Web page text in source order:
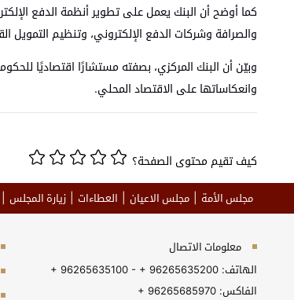
كما أوضح أن البنك يعمل على تطوير أنظمة الدفع
والصرافة وشركات الدفع الإلكتروني، وتنظيم التمويل
وبيّن أن البنك المركزي، بصفته مستشارًا اقتصاديًا
وانعكاساتها على الاقتصاد المحلي.
كيف تقيم محتوى الصفحة؟
مجلس الأمة مجلس الاعيان العطاءات زيارة المجلس
معلومات الاتصال
الهاتف: + 96265635100 - + 96265635200
الفاكس: + 96265685970